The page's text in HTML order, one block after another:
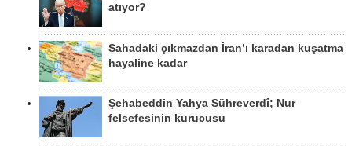
atıyor?
Sahadaki çıkmazdan İran’ı karadan kuşatma
hayaline kadar
Şehabeddin Yahya Sühreverdî; Nur
felsefesinin kurucusu